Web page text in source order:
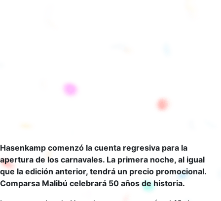
Hasenkamp comenzó la cuenta regresiva para la
apertura de los carnavales. La primera noche, al igual
que la edición anterior, tendrá un precio promocional.
Comparsa Malibú celebrará 50 años de historia.